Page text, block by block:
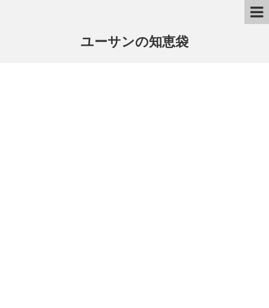
ユーサンの知恵袋